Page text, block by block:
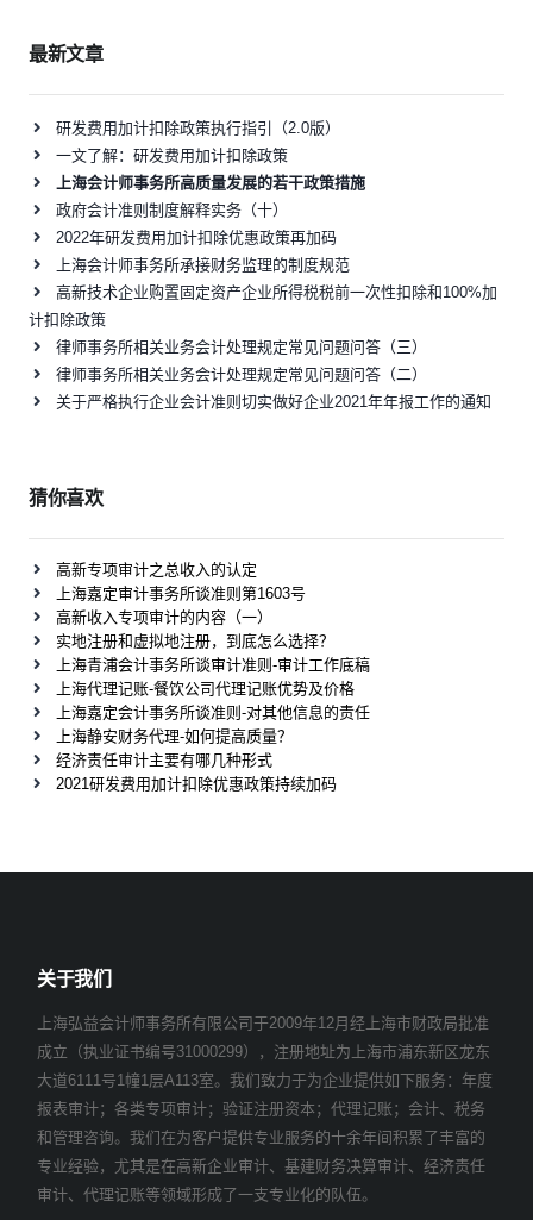
最新文章
研发费用加计扣除政策执行指引（2.0版）
一文了解：研发费用加计扣除政策
上海会计师事务所高质量发展的若干政策措施
政府会计准则制度解释实务（十）
2022年研发费用加计扣除优惠政策再加码
上海会计师事务所承接财务监理的制度规范
高新技术企业购置固定资产企业所得税税前一次性扣除和100%加
计扣除政策
律师事务所相关业务会计处理规定常见问题问答（三）
律师事务所相关业务会计处理规定常见问题问答（二）
关于严格执行企业会计准则切实做好企业2021年年报工作的通知
猜你喜欢
高新专项审计之总收入的认定
上海嘉定审计事务所谈准则第1603号
高新收入专项审计的内容（一）
实地注册和虚拟地注册，到底怎么选择？
上海青浦会计事务所谈审计准则-审计工作底稿
上海代理记账-餐饮公司代理记账优势及价格
上海嘉定会计事务所谈准则-对其他信息的责任
上海静安财务代理-如何提高质量？
经济责任审计主要有哪几种形式
2021研发费用加计扣除优惠政策持续加码
关于我们
上海弘益会计师事务所有限公司于2009年12月经上海市财政局批准
成立（执业证书编号31000299），注册地址为上海市浦东新区龙东
大道6111号1幢1层A113室。我们致力于为企业提供如下服务：年度
报表审计；各类专项审计；验证注册资本；代理记账；会计、税务
和管理咨询。我们在为客户提供专业服务的十余年间积累了丰富的
专业经验，尤其是在高新企业审计、基建财务决算审计、经济责任
审计、代理记账等领域形成了一支专业化的队伍。